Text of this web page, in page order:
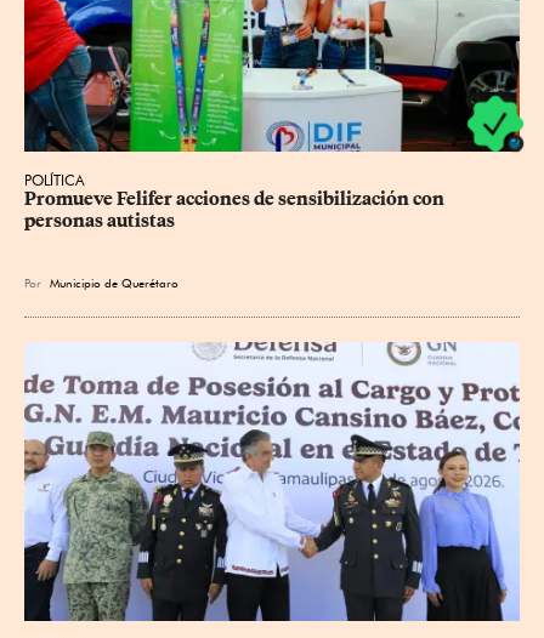
POLÍTICA
Promueve Felifer acciones de sensibilización con
personas autistas
Por Municipio de Querétaro